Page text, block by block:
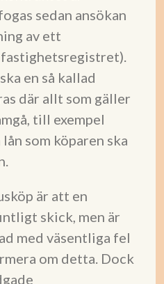
sedan ansökan
av ett
en så kallad
där allt som gäller
till exempel
som köparen ska
är att en
skick, men är
med väsentliga fel
om detta. Dock